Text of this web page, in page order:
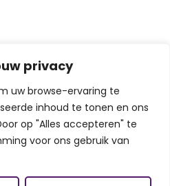
privacy
uw browse-ervaring te
inhoud te tonen en ons
op "Alles accepteren" te
voor ons gebruik van